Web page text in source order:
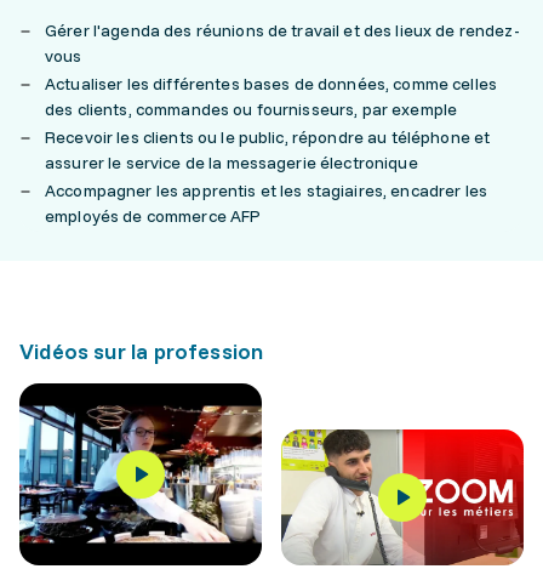
Gérer l'agenda des réunions de travail et des lieux de rendez-
vous
Actualiser les différentes bases de données, comme celles
des clients, commandes ou fournisseurs, par exemple
Recevoir les clients ou le public, répondre au téléphone et
assurer le service de la messagerie électronique
Accompagner les apprentis et les stagiaires, encadrer les
employés de commerce AFP
Vidéos sur la profession